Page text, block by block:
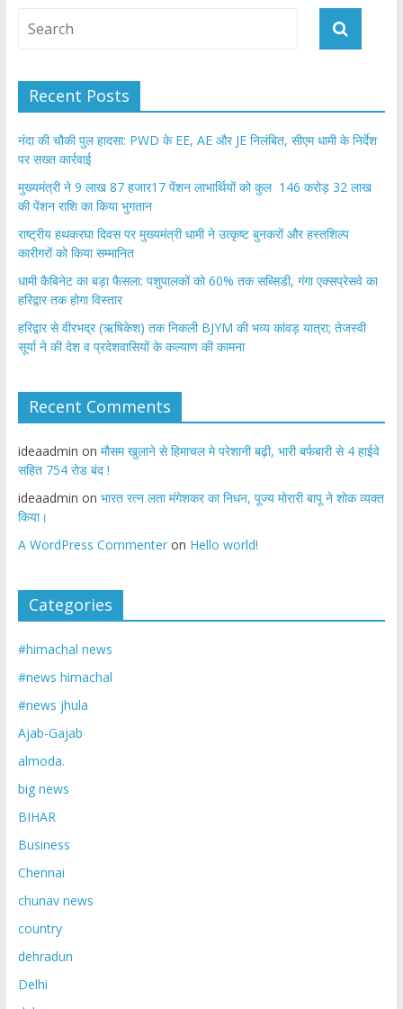
Recent Posts
नंदा की चौकी पुल हादसा: PWD के EE, AE और JE निलंबित, सीएम धामी के निर्देश
पर सख्त कार्रवाई
मुख्यमंत्री ने 9 लाख 87 हजार17 पेंशन लाभार्थियों को कुल 146 करोड़ 32 लाख
की पेंशन राशि का किया भुगतान
राष्ट्रीय हथकरघा दिवस पर मुख्यमंत्री धामी ने उत्कृष्ट बुनकरों और हस्तशिल्प
कारीगरों को किया सम्मानित
​धामी कैबिनेट का बड़ा फैसला: पशुपालकों को 60% तक सब्सिडी, गंगा एक्सप्रेसवे का
हरिद्वार तक होगा विस्तार
​हरिद्वार से वीरभद्र (ऋषिकेश) तक निकली BJYM की भव्य कांवड़ यात्रा; तेजस्वी
सूर्या ने की देश व प्रदेशवासियों के कल्याण की कामना
Recent Comments
ideaadmin on मौसम खुलाने से हिमाचल मे परेशानी बढ़ी, भारी बर्फबारी से 4 हाईवे
सहित 754 रोड बंद !
ideaadmin on भारत रत्न लता मंगेशकर का निधन, पूज्य मोरारी बापू ने शोक व्यक्त
किया।
A WordPress Commenteron Hello world!
Categories
#himachal news
#news himachal
#news jhula
Ajab-Gajab
almoda.
big news
BIHAR
Business
Chennai
chunav news
country
dehradun
Delhi